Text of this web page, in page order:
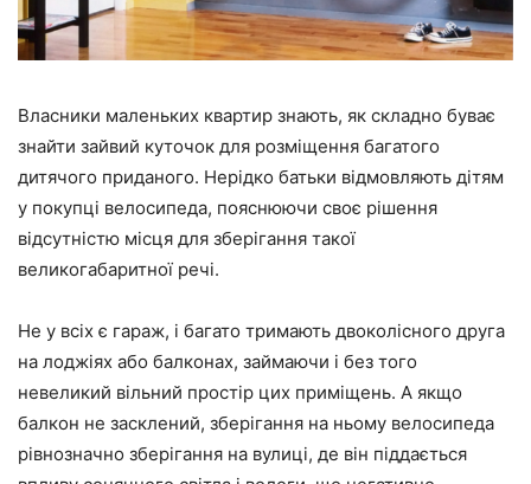
Власники маленьких квартир знають, як складно буває
знайти зайвий куточок для розміщення багатого
дитячого приданого. Нерідко батьки відмовляють дітям
у покупці велосипеда, пояснюючи своє рішення
відсутністю місця для зберігання такої
великогабаритної речі.
Не у всіх є гараж, і багато тримають двоколісного друга
на лоджіях або балконах, займаючи і без того
невеликий вільний простір цих приміщень. А якщо
балкон не засклений, зберігання на ньому велосипеда
рівнозначно зберігання на вулиці, де він піддається